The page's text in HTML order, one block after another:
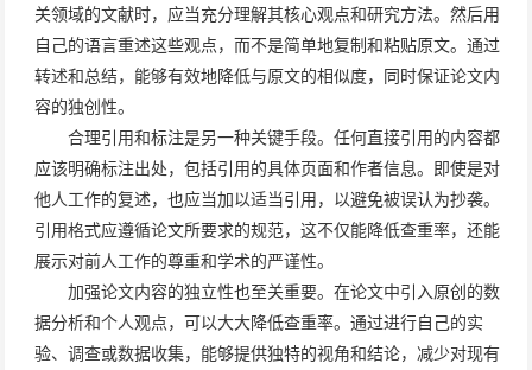
关领域的文献时，应当充分理解其核心观点和研究方法。然后用
自己的语言重述这些观点，而不是简单地复制和粘贴原文。通过
转述和总结，能够有效地降低与原文的相似度，同时保证论文内
容的独创性。
合理引用和标注是另一种关键手段。任何直接引用的内容都
应该明确标注出处，包括引用的具体页面和作者信息。即使是对
他人工作的复述，也应当加以适当引用，以避免被误认为抄袭。
引用格式应遵循论文所要求的规范，这不仅能降低查重率，还能
展示对前人工作的尊重和学术的严谨性。
加强论文内容的独立性也至关重要。在论文中引入原创的数
据分析和个人观点，可以大大降低查重率。通过进行自己的实
验、调查或数据收集，能够提供独特的视角和结论，减少对现有